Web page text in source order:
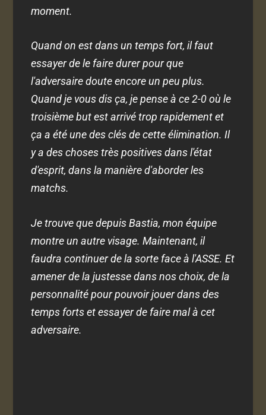
moment.
Quand on est dans un temps fort, il faut
essayer de le faire durer pour que
l'adversaire doute encore un peu plus.
Quand je vous dis ça, je pense à ce 2-0 où le
troisième but est arrivé trop rapidement et
ça a été une des clés de cette élimination. Il
y a des choses très positives dans l'état
d'esprit, dans la manière d'aborder les
matchs.
Je trouve que depuis Bastia, mon équipe
montre un autre visage. Maintenant, il
faudra continuer de la sorte face à l'ASSE. Et
amener de la justesse dans nos choix, de la
personnalité pour pouvoir jouer dans des
temps forts et essayer de faire mal à cet
adversaire.